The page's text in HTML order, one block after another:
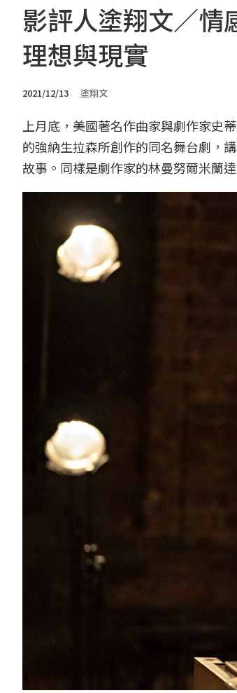
影評人塗翔文／情
理想與現實
2021/12/13 塗翔文
上月底，美國著名作曲家與劇作家史
的強納生拉森所創作的同名舞台劇，
故事。同樣是劇作家的林曼努爾米蘭